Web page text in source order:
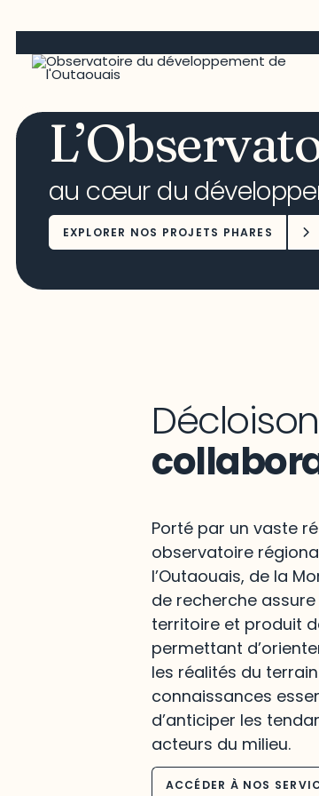
au cœur du
EXPLORER NOS PROJETS PHARES
Porté par un vaste
observatoire
l’Outaouais, de la
de recherche
territoire et produit
permettant
les réalités du
connaissances
d’anticiper les
acteurs du milieu.
ACCÉDER À NOS